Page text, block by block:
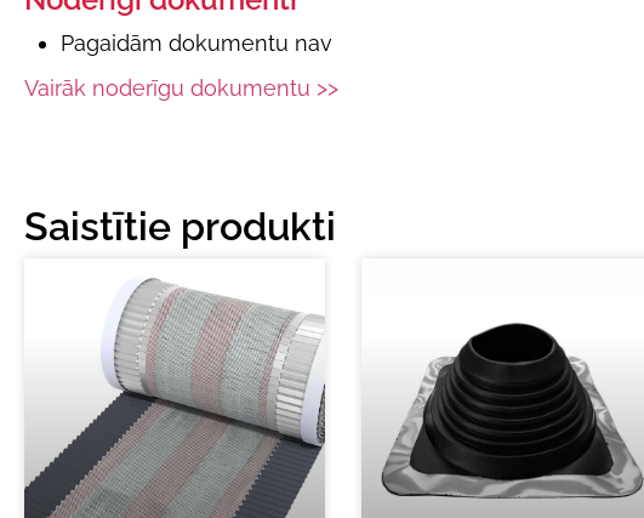
Pagaidām dokumentu nav
Vairāk noderīgu dokumentu >>
Saistītie produkti